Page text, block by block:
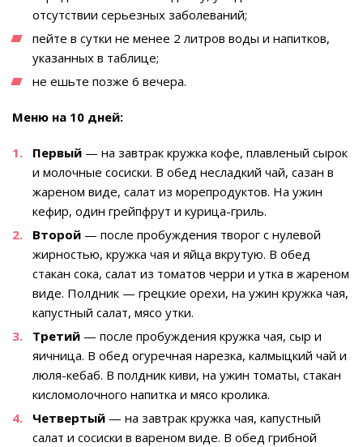
отсутствии серьезных заболеваний;
пейте в сутки не менее 2 литров воды и напитков,
указанных в таблице;
не ешьте позже 6 вечера.
Меню на 10 дней:
Первый — на завтрак кружка кофе, плавленый сырок
и молочные сосиски. В обед несладкий чай, сазан в
жареном виде, салат из морепродуктов. На ужин
кефир, один грейпфрут и курица-гриль.
Второй — после пробуждения творог с нулевой
жирностью, кружка чая и яйца вкрутую. В обед
стакан сока, салат из томатов черри и утка в жареном
виде. Полдник — грецкие орехи, на ужин кружка чая,
капустный салат, мясо утки.
Третий — после пробуждения кружка чая, сыр и
яичница. В обед огуречная нарезка, калмыцкий чай и
люля-кебаб. В полдник киви, на ужин томаты, стакан
кисломолочного напитка и мясо кролика.
Четвертый — на завтрак кружка чая, капустный
салат и сосиски в вареном виде. В обед грибной